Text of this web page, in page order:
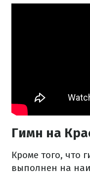
Гимн на
Кроме того, что
выполнен на